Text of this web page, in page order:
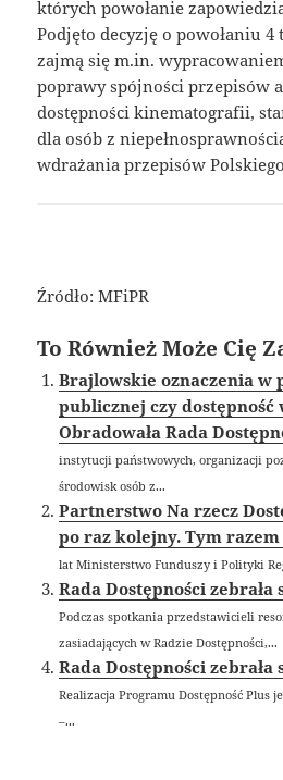
których powołanie
Podjęto decyzję o powołaniu
zajmą się m.in.
poprawy spójności przepisów
dostępności kinematografii,
dla osób z
wdrażania przepisów
Źródło: MFiPR
To Również Może Cię
Brajlowskie oznaczenia w
publicznej czy dostępność
Obradowała Rada
instytucji państwowych, organizacji
środowisk osób z...
Partnerstwo Na rzecz
po raz kolejny. Tym
lat Ministerstwo Funduszy i Polityki
Rada Dostępności
Podczas spotkania przedstawicieli
zasiadających w Radzie Dostępności,...
Rada Dostępności
Realizacja Programu Dostępność Plus
–...